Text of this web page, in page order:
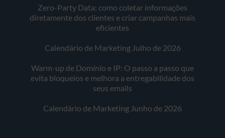
Zero-Party Data: como coletar informações
diretamente dos clientes e criar campanhas mais
eficientes
Calendário de Marketing Julho de 2026
Warm-up de Domínio e IP: O passo a passo que
evita bloqueios e melhora a entregabilidade dos
seus emails
Calendário de Marketing Junho de 2026